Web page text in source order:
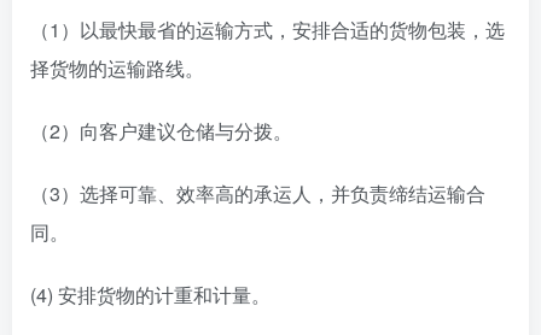
（1）以最快最省的运输方式，安排合适的货物包装，选
择货物的运输路线。
（2）向客户建议仓储与分拨。
（3）选择可靠、效率高的承运人，并负责缔结运输合
同。
(4) 安排货物的计重和计量。